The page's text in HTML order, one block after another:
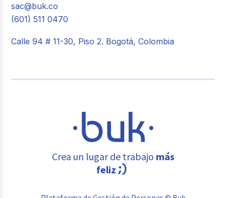
sac@buk.co
(601) 511 0470
Calle 94 # 11-30, Piso 2. Bogotá, Colombia
Crea un lugar de trabajo más
feliz